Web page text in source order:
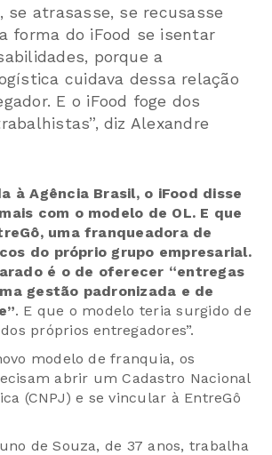
se atrasasse, se recusasse
forma do iFood se isentar
porque a
cuidava dessa relação
E o iFood foge dos
diz Alexandre
à Agência Brasil, o iFood disse
com o modelo de OL. E que
uma franqueadora de
do próprio grupo empresarial.
é o de oferecer “entregas
gestão padronizada e de
. E que o modelo teria surgido de
próprios entregadores”.
modelo de franquia, os
abrir um Cadastro Nacional
(CNPJ) e se vincular à EntreGô
de Souza, de 37 anos, trabalha